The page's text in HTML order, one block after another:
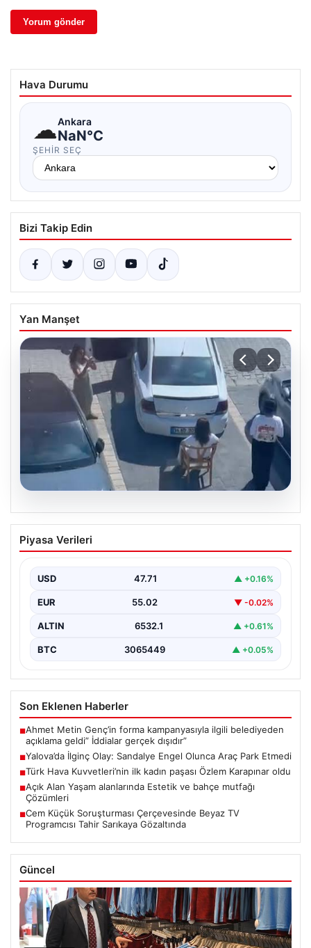
Hava Durumu
☁Ankara
NaN°C
ŞEHIR SEÇ
Bizi Takip Edin
Yan Manşet
05.08.2026
Yalova’da İlginç Olay: Sandalye Engel
Olunca Araç Park Etmedi
gerçekleşen bu ilginç olay, bölge sakinlerinin ve
çevredekilerin…
Piyasa Verileri
USD 47.71 ▲ +0.16%
EUR 55.02 ▼ -0.02%
ALTIN 6532.1 ▲ +0.61%
BTC 3065449 ▲ +0.05%
Son Eklenen Haberler
■Ahmet Metin Genç’in forma kampanyasıyla ilgili belediyeden
açıklama geldi” İddialar gerçek dışıdır”
■Yalova’da İlginç Olay: Sandalye Engel Olunca Araç Park Etmedi
■Türk Hava Kuvvetleri’nin ilk kadın paşası Özlem Karapınar oldu
■Açık Alan Yaşam alanlarında Estetik ve bahçe mutfağı
Çözümleri
■Cem Küçük Soruşturması Çerçevesinde Beyaz TV
Programcısı Tahir Sarıkaya Gözaltında
Güncel